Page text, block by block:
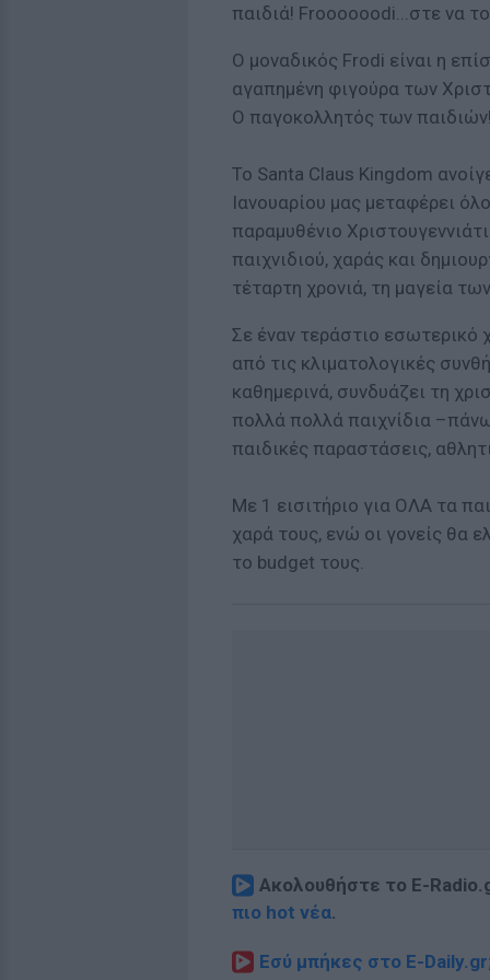
παιδιά! Froooooodi...στε να
Ο μοναδικός Frodi είναι η
αγαπημένη φιγούρα των
Ο παγοκολλητός των παιδιών!
Το Santa Claus Kingdom
Ιανουαρίου μας μεταφέρει
παραμυθένιο
παιχνιδιού, χαράς και
τέταρτη χρονιά, τη μαγεία
Σε έναν τεράστιο εσωτερικό
από τις κλιματολογικές
καθημερινά, συνδυάζει τη
πολλά πολλά παιχνίδια
παιδικές παραστάσεις,
Με 1 εισιτήριο για ΟΛΑ τα
χαρά τους, ενώ οι γονείς θα
το budget τους.
Ακολουθήστε το E-
πιο hot νέα.
Εσύ μπήκες στο E-